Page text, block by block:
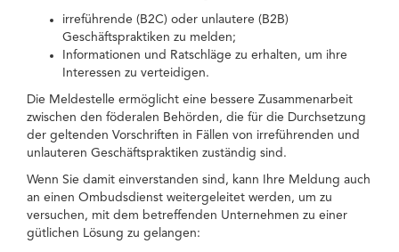
irreführende (B2C) oder unlautere (B2B)
Geschäftspraktiken zu melden;
Informationen und Ratschläge zu erhalten, um ihre
Interessen zu verteidigen.
Die Meldestelle ermöglicht eine bessere Zusammenarbeit
zwischen den föderalen Behörden, die für die Durchsetzung
der geltenden Vorschriften in Fällen von irreführenden und
unlauteren Geschäftspraktiken zuständig sind.
Wenn Sie damit einverstanden sind, kann Ihre Meldung auch
an einen Ombudsdienst weitergeleitet werden, um zu
versuchen, mit dem betreffenden Unternehmen zu einer
gütlichen Lösung zu gelangen: